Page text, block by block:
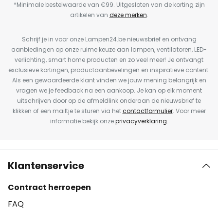
*Minimale bestelwaarde van €99. Uitgesloten van de korting zijn
artikelen van deze merken.
Schrijf je in voor onze Lampen24.be nieuwsbrief en ontvang
aanbiedingen op onze ruime keuze aan lampen, ventilatoren, LED-
verlichting, smart home producten en zo veel meer! Je ontvangt
exclusieve kortingen, productaanbevelingen en inspiratieve content.
Als een gewaardeerde klant vinden we jouw mening belangrijk en
vragen we je feedback na een aankoop. Je kan op elk moment
uitschrijven door op de afmeldlink onderaan de nieuwsbrief te
klikken of een mailtje te sturen via hetcontactformulier. Voor meer
informatie bekijk onzeprivacyverklaring.
Klantenservice
Contract herroepen
FAQ